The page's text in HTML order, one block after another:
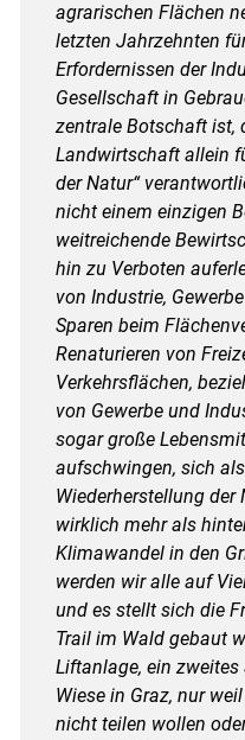
agrarischen Flächen
letzten Jahrzehnten
Erfordernissen der
Gesellschaft in
zentrale Botschaft ist,
Landwirtschaft allein
der Natur“
nicht einem einzigen
weitreichende
hin zu Verboten
von Industrie,
Sparen beim
Renaturieren von
Verkehrsflächen,
von Gewerbe und
sogar große
aufschwingen, sich
Wiederherstellung
wirklich mehr als
Klimawandel in den
werden wir alle auf
und es stellt sich die
Trail im Wald gebaut
Liftanlage, ein
Wiese in Graz, nur
nicht teilen wollen